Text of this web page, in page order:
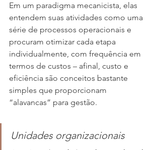
Em um paradigma mecanicista, elas
entendem suas atividades como uma
série de processos operacionais e
procuram otimizar cada etapa
individualmente, com frequência em
termos de custos – afinal, custo e
eficiência são conceitos bastante
simples que proporcionam
“alavancas” para gestão.
Unidades organizacionais